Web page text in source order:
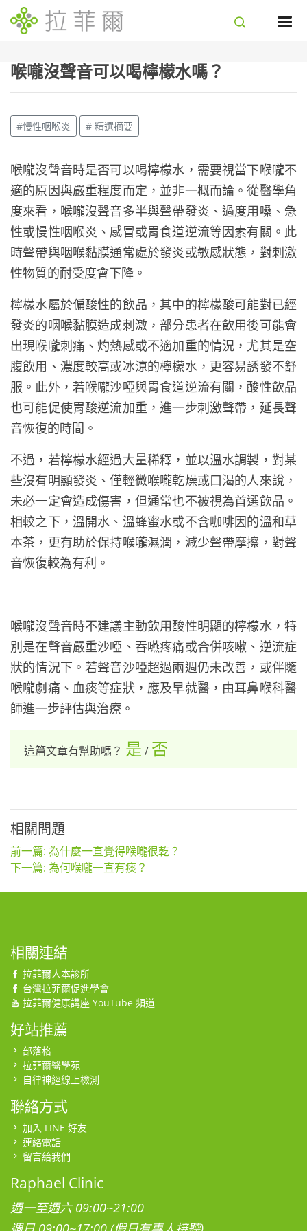
喉嚨沒聲音可以喝檸檬水嗎？
#慢性咽喉炎 # 精選摘要
喉嚨沒聲音時是否可以喝檸檬水，需要視當下喉嚨不
適的原因與嚴重程度而定，並非一概而論。從醫學角
度來看，喉嚨沒聲音多半與聲帶發炎、過度用嗓、急
性或慢性咽喉炎、感冒或胃食道逆流等因素有關。此
時聲帶與咽喉黏膜通常處於發炎或敏感狀態，對刺激
性物質的耐受度會下降。
檸檬水屬於偏酸性的飲品，其中的檸檬酸可能對已經
發炎的咽喉黏膜造成刺激，部分患者在飲用後可能會
出現喉嚨刺痛、灼熱感或不適加重的情況，尤其是空
腹飲用、濃度較高或冰涼的檸檬水，更容易誘發不舒
服。此外，若喉嚨沙啞與胃食道逆流有關，酸性飲品
也可能促使胃酸逆流加重，進一步刺激聲帶，延長聲
音恢復的時間。
不過，若檸檬水經過大量稀釋，並以溫水調製，對某
些沒有明顯發炎、僅輕微喉嚨乾燥或口渴的人來說，
未必一定會造成傷害，但通常也不被視為首選飲品。
相較之下，溫開水、溫蜂蜜水或不含咖啡因的溫和草
本茶，更有助於保持喉嚨濕潤，減少聲帶摩擦，對聲
音恢復較為有利。
喉嚨沒聲音時不建議主動飲用酸性明顯的檸檬水，特
別是在聲音嚴重沙啞、吞嚥疼痛或合併咳嗽、逆流症
狀的情況下。若聲音沙啞超過兩週仍未改善，或伴隨
喉嚨劇痛、血痰等症狀，應及早就醫，由耳鼻喉科醫
師進一步評估與治療。
這篇文章有幫助嗎？ 是 / 否
相關問題
前一篇: 為什麼一直覺得喉嚨很乾？
下一篇: 為何喉嚨一直有痰？
相關連結
拉菲爾人本診所
台灣拉菲爾促進學會
拉菲爾健康講座 YouTube 頻道
好站推薦
部落格
拉菲爾醫學苑
自律神經線上檢測
聯絡方式
加入 LINE 好友
連絡電話
留言給我們
Raphael Clinic
週一至週六 09:00~21:00